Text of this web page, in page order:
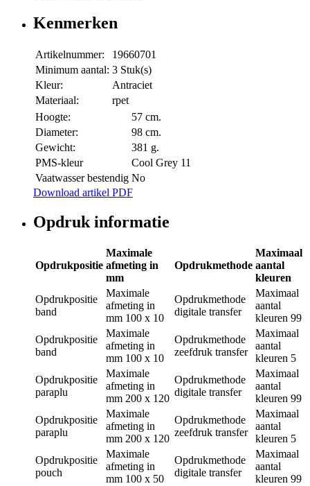
Kenmerken
Artikelnummer:
19660701
Minimum aantal: 3 Stuk(s)
Kleur:
Antraciet
Materiaal:
rpet
Hoogte:
57 cm.
Diameter:
98 cm.
Gewicht:
381 g.
PMS-kleur
Cool Grey 11
Vaatwasser bestendig No
Download artikel PDF
Opdruk informatie
Opdrukpositie
Maximale
afmeting in
mm
Opdrukmethode
Maximaal
aantal
kleuren
Opdrukpositie
band
Maximale
afmeting in
mm 100 x 10
Opdrukmethode
digitale transfer
Maximaal
aantal
kleuren 99
Opdrukpositie
band
Maximale
afmeting in
mm 100 x 10
Opdrukmethode
zeefdruk transfer
Maximaal
aantal
kleuren 5
Opdrukpositie
paraplu
Maximale
afmeting in
mm 200 x 120
Opdrukmethode
digitale transfer
Maximaal
aantal
kleuren 99
Opdrukpositie
paraplu
Maximale
afmeting in
mm 200 x 120
Opdrukmethode
zeefdruk transfer
Maximaal
aantal
kleuren 5
Opdrukpositie
pouch
Maximale
afmeting in
mm 100 x 50
Opdrukmethode
digitale transfer
Maximaal
aantal
kleuren 99